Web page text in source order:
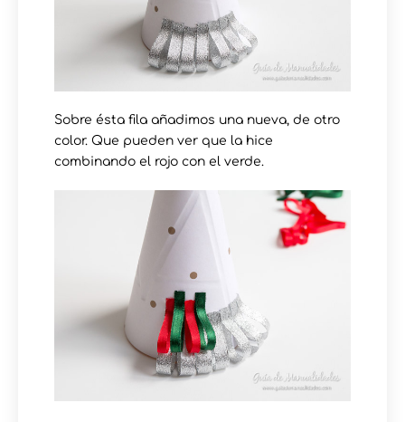
Sobre ésta fila añadimos una nueva, de otro
color. Que pueden ver que la hice
combinando el rojo con el verde.